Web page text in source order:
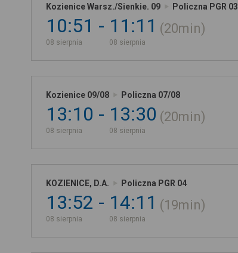
Kozienice Warsz./Sienkie. 09 Policzna PGR 03
10:51
08 sierpnia
11:11
08 sierpnia
20min
Kozienice 09/08 Policzna 07/08
13:10
08 sierpnia
13:30
08 sierpnia
20min
KOZIENICE, D.A. Policzna PGR 04
13:52
08 sierpnia
14:11
08 sierpnia
19min